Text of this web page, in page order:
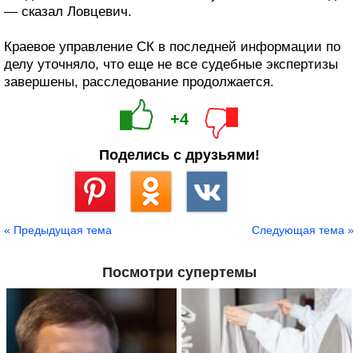
— сказал Ловцевич.
Краевое управление СК в последней информации по
делу уточняло, что еще не все судебные экспертизы
завершены, расследование продолжается.
+4
Поделись с друзьями!
« Предыдущая тема Следующая тема »
Посмотри супертемы